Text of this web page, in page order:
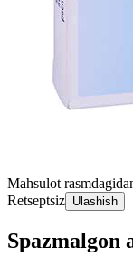
Mahsulot
Retseptsiz Ulashish